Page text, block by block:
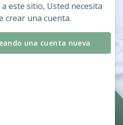
este sitio, Usted necesita
crear una cuenta.
una cuenta nueva